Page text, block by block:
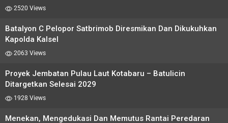
2520 Views
Batalyon C Pelopor Satbrimob Diresmikan Dan Dikukuhkan
Kapolda Kalsel
2063 Views
Proyek Jembatan Pulau Laut Kotabaru – Batulicin
Ditargetkan Selesai 2029
1928 Views
Menekan, Mengedukasi Dan Memutus Rantai Peredaran